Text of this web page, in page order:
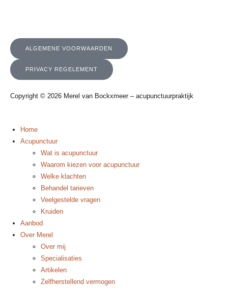
Copyright © 2026 Merel van Bockxmeer – acupunctuurpraktijk
ALGEMENE VOORWAARDEN
PRIVACY REGELEMENT
Home
Acupunctuur
Wat is acupunctuur
Waarom kiezen voor acupunctuur
Welke klachten
Behandel tarieven
Veelgestelde vragen
Kruiden
Aanbod
Over Merel
Over mij
Specialisaties
Artikelen
Zelfherstellend vermogen